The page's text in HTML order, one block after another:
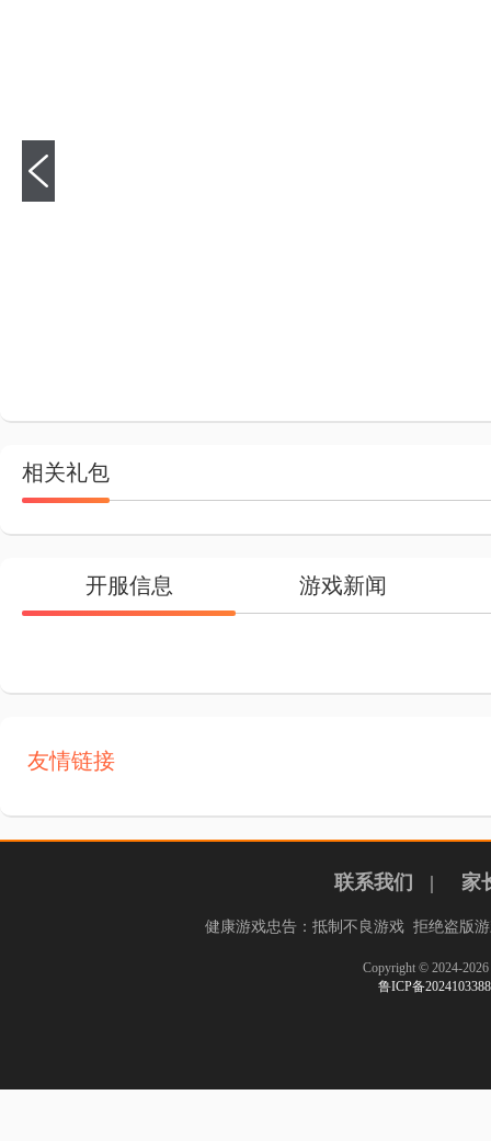
相关礼包
开服信息 游戏新闻
友情链接
联系我们 | 家
健康游戏忠告：抵制不良游戏 拒绝盗版
Copyright © 2024-
鲁ICP备